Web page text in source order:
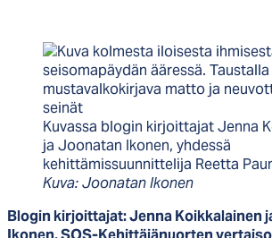
Kuvassa blogin kirjoittajat Jenna
ja Joonatan Ikonen, yhdessä
kehittämissuunnittelija Reetta
Kuva: Joonatan Ikonen
Blogin kirjoittajat: Jenna Koikkalainen